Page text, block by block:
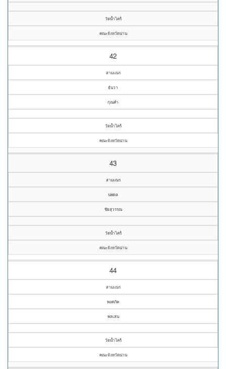
วัดน้ำไคร้
คณะจังหวัดน่าน
42
สามเณร
ธันวา
กุณคำ
วัดน้ำไคร้
คณะจังหวัดน่าน
43
สามเณร
นพดล
ชัยสุวรรณ
วัดน้ำไคร้
คณะจังหวัดน่าน
44
สามเณร
พงศภัค
พลเสน
วัดน้ำไคร้
คณะจังหวัดน่าน